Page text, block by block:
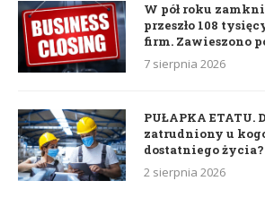
W pół roku
przeszło 108
firm. Zawieszono
7 sierpnia 2026
PUŁAPKA ETATU.
zatrudniony u
dostatniego życia?
2 sierpnia 2026